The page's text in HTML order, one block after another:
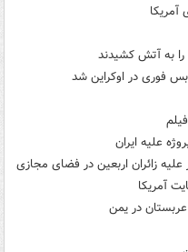
به آتش کشیدند
فوری در اوکراین شد
علیه ایران
زائران اربعین در فضای مجازی
آمریکا
در یمن